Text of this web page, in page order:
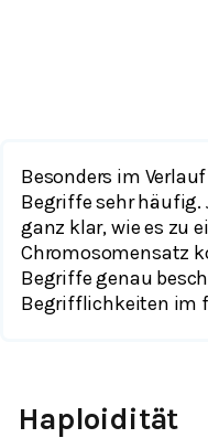
Besonders im
Begriffe sehr
ganz klar, wie es zu
Chromosomensatz
Begriffe genau
Begrifflichkeiten im
Haploidität